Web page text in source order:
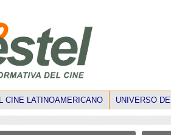
CINE LATINOAMERICANO UNIVERSO